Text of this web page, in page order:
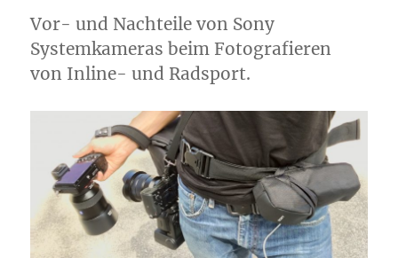
Vor- und Nachteile von Sony
Systemkameras beim Fotografieren
von Inline- und Radsport.